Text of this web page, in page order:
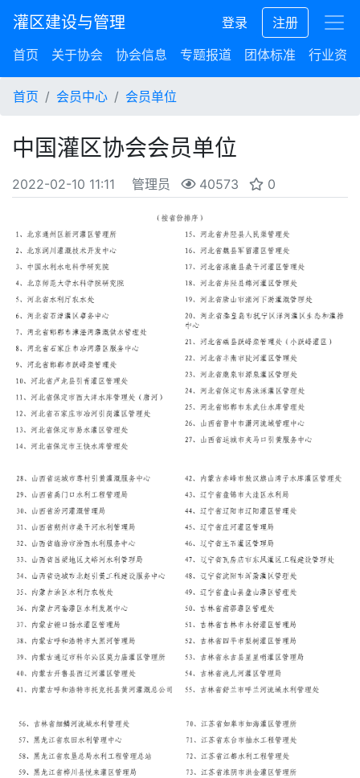
灌区建设与管理 登录
注册
首页
关于协会 协会信息 专题报道 团体标准 行业资讯
首页 会员中心 会员单位
中国灌区协会会员单位
2022-02-10 11:11 管理员 40573 0